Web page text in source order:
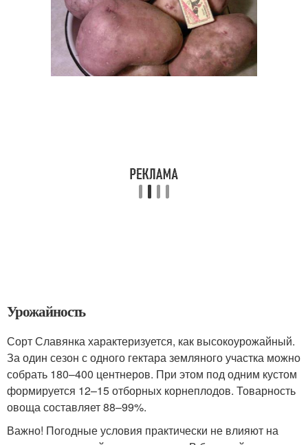
Урожайность
Сорт Славянка характеризуется, как высокоурожайный.
За один сезон с одного гектара земляного участка можно
собрать 180–400 центнеров. При этом под одним кустом
формируется 12–15 отборных корнеплодов. Товарность
овоща составляет 88–99%.
Важно! Погодные условия практически не влияют на